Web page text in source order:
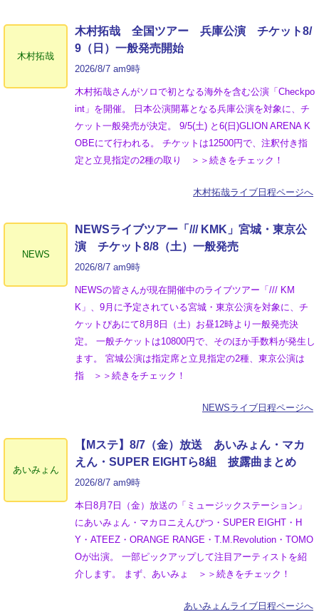
木村拓哉
木村拓哉 全国ツアー 兵庫公演 チケット8/
9（日）一般発売開始
2026/8/7 am9時
木村拓哉さんがソロで初となる海外を含む公演「Checkpo
int」を開催。 日本公演開幕となる兵庫公演を対象に、チ
ケット一般発売が決定。 9/5(土) と6(日)GLION ARENA K
OBEにて行われる。 チケットは12500円で、注釈付き指
定と立見指定の2種の取り ＞＞続きをチェック！
木村拓哉ライブ日程ページへ
NEWS
NEWSライブツアー「/// KMK」宮城・東京公
演 チケット8/8（土）一般発売
2026/8/7 am9時
NEWSの皆さんが現在開催中のライブツアー「/// KM
K」、9月に予定されている宮城・東京公演を対象に、チ
ケットぴあにて8月8日（土）お昼12時より一般発売決
定。 一般チケットは10800円で、そのほか手数料が発生し
ます。 宮城公演は指定席と立見指定の2種、東京公演は
指 ＞＞続きをチェック！
NEWSライブ日程ページへ
あいみょん
【Mステ】8/7（金）放送 あいみょん・マカ
えん・SUPER EIGHTら8組 披露曲まとめ
2026/8/7 am9時
本日8月7日（金）放送の「ミュージックステーション」
にあいみょん・マカロニえんぴつ・SUPER EIGHT・H
Y・ATEEZ・ORANGE RANGE・T.M.Revolution・TOMO
Oが出演。 一部ピックアップして注目アーティストを紹
介します。 まず、あいみょ ＞＞続きをチェック！
あいみょんライブ日程ページへ